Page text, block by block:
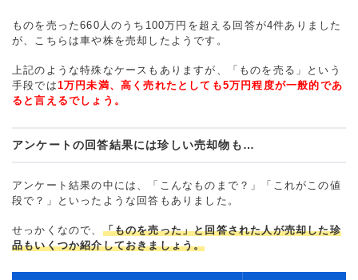
ものを売った660人のうち100万円を超える回答が4件ありました
が、こちらは車や株を売却したようです。
上記のような特殊なケースもありますが、「ものを売る」という
手段では1万円未満、高く売れたとしても5万円程度が一般的であ
ると言えるでしょう。
アンケートの回答結果には珍しい売却物も…
アンケート結果の中には、「こんなものまで？」「これがこの値
段で？」といったような回答もありました。
せっかくなので、 「ものを売った」と回答された人が売却した珍
品もいくつか紹介しておきましょう。